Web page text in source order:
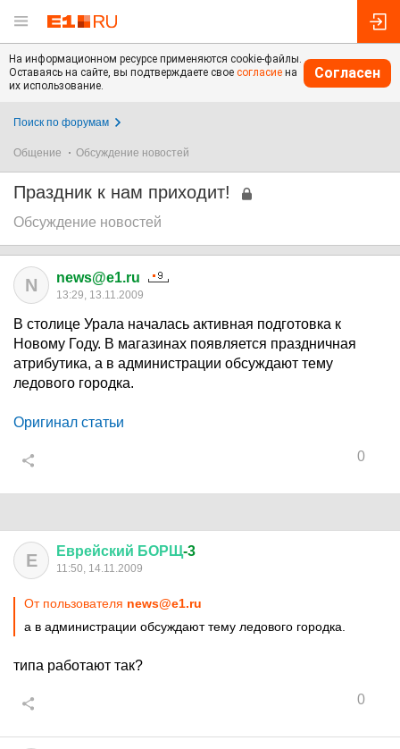
На информационном ресурсе применяются cookie-файлы.
Оставаясь на сайте, вы подтверждаете свое согласие на
их использование.
Согласен
Поиск по форумам
Общение Обсуждение новостей
Праздник к нам приходит!
Обсуждение новостей
N news@e1.ru
13:29, 13.11.2009
В столице Урала началась активная подготовка к
Новому Году. В магазинах появляется праздничная
атрибутика, а в администрации обсуждают тему
ледового городка.
Оригинал статьи
0
Е Еврейский БОРЩ-3
11:50, 14.11.2009
От пользователя news@e1.ru
а в администрации обсуждают тему ледового городка.
типа работают так?
0